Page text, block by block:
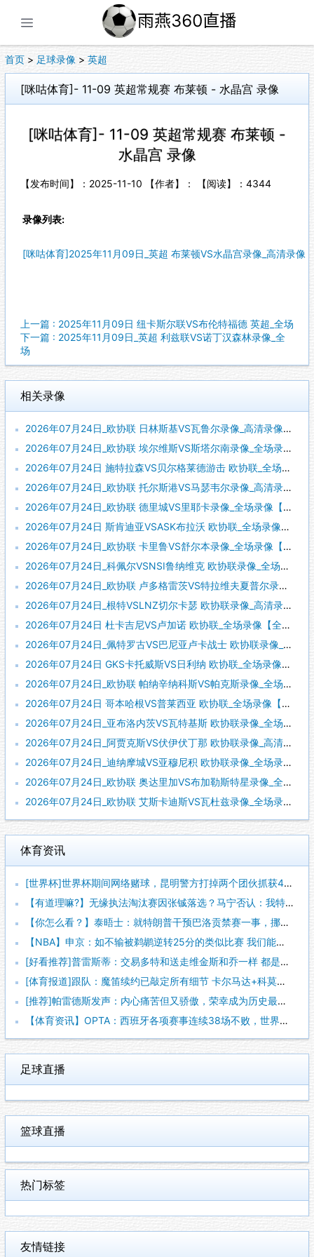
首页 > 足球录像 > 英超
[咪咕体育]- 11-09 英超常规赛 布莱顿 - 水晶宫 录像
[咪咕体育]- 11-09 英超常规赛 布莱顿 -
水晶宫 录像
【发布时间】：2025-11-10 【作者】： 【阅读】： 4344
录像列表:
[咪咕体育]2025年11月09日_英超 布莱顿VS水晶宫录像_高清录像
上一篇 : 2025年11月09日 纽卡斯尔联VS布伦特福德 英超_全场
下一篇 : 2025年11月09日_英超 利兹联VS诺丁汉森林录像_全
场
相关录像
2026年07月24日_欧协联 日林斯基VS瓦鲁尔录像_高清录像【全场回放】
2026年07月24日_欧协联 埃尔维斯VS斯塔尔南录像_全场录像【全场回放】
2026年07月24日 施特拉森VS贝尔格莱德游击 欧协联_全场录像【全场回放】
2026年07月24日_欧协联 托尔斯港VS马瑟韦尔录像_高清录像【全场回放】
2026年07月24日_欧协联 德里城VS里耶卡录像_全场录像【高清回放】
2026年07月24日 斯肯迪亚VSASK布拉沃 欧协联_全场录像【全场回放】
2026年07月24日_欧协联 卡里鲁VS舒尔本录像_全场录像【高清回放】
2026年07月24日_科佩尔VSNSI鲁纳维克 欧协联录像_全场录像【视频集锦】
2026年07月24日_欧协联 卢多格雷茨VS特拉维夫夏普尔录像_高清录像【全场回放】
2026年07月24日_根特VSLNZ切尔卡瑟 欧协联录像_高清录像【全场回放】
2026年07月24日 杜卡吉尼VS卢加诺 欧协联_全场录像【全场回放】
2026年07月24日_佩特罗古VS巴尼亚卢卡战士 欧协联录像_全场录像【全场回放】
2026年07月24日 GKS卡托威斯VS日利纳 欧协联_全场录像【视频集锦】
2026年07月24日_欧协联 帕纳辛纳科斯VS帕克斯录像_全场录像【高清回放】
2026年07月24日 哥本哈根VS普莱西亚 欧协联_全场录像【视频集锦】
2026年07月24日_亚布洛内茨VS瓦特基斯 欧协联录像_全场录像【视频集锦】
2026年07月24日_阿贾克斯VS伏伊伏丁那 欧协联录像_高清录像【全场回放】
2026年07月24日_迪纳摩城VS亚穆尼积 欧协联录像_全场录像【高清回放】
2026年07月24日_欧协联 奥达里加VS布加勒斯特星录像_全场录像【高清回放】
2026年07月24日_欧协联 艾斯卡迪斯VS瓦杜兹录像_全场录像【视频集锦】
体育资讯
[世界杯]世界杯期间网络赌球，昆明警方打掉两个团伙抓获42人
【有道理嘛?】无缘执法淘汰赛因张铖落选？马宁否认：我特别清楚
【你怎么看？】泰晤士：就特朗普干预巴洛贡禁赛一事，挪威足协准
【NBA】申京：如不输被鹈鹕逆转25分的类似比赛 我们能拿下
[好看推荐]普雷斯蒂：交易多特和送走维金斯和乔一样 都是出于
[体育报道]跟队：魔笛续约已敲定所有细节 卡尔马达+科莫托也
[推荐]帕雷德斯发声：内心痛苦但又骄傲，荣幸成为历史最佳阿根
【体育资讯】OPTA：西班牙各项赛事连续38场不败，世界杯夺
足球直播
篮球直播
热门标签
友情链接